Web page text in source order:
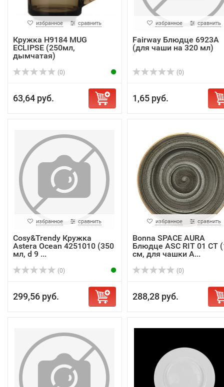
избранное сравнить
Кружка H9184 MUG
ECLIPSE (250мл,
дымчатая)
(0)
63,64 руб.
избранное сравнить
Fairway Блюдце 6923А
(для чаши на 320 мл)
(0)
1,65 руб.
избранное сравнить
Cosy&Trendy Кружка
Astera Ocean 4251010 (350
мл, d 9 ...
(0)
299,56 руб.
избранное сравнить
Bonna SPACE AURA
Блюдце ASC RIT 01 CT
см, для чашки A...
(0)
288,28 руб.